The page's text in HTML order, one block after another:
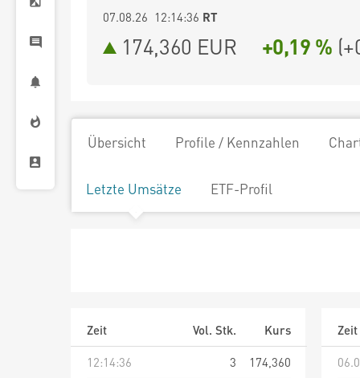
07.08.26 12:14:36 RT
174,360 EUR +0,19 % (
Übersicht Profile / Kennzahlen
Letzte Umsätze ETF-Profil
Zeit Vol. Stk.
Kurs
12:14:36
3
174,360
Zeit